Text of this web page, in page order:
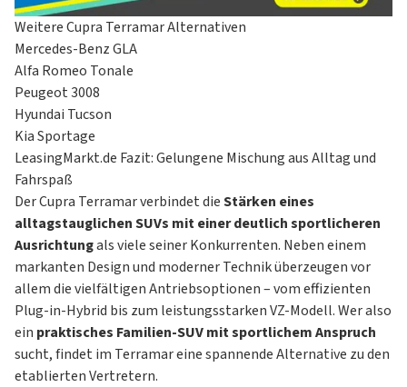
Warnton- und zeichen für nicht angelegte
Sicherheitsgurte vorn und hinten
Wegfahrsperre, elektronisch
Fünf Jahre Herstellergarantie bis maximal 150.000
Kilometer
Weitere Cupra Terramar Alternativen
Mercedes-Benz GLA
Alfa Romeo Tonale
Peugeot 3008
Hyundai Tucson
Kia Sportage
LeasingMarkt.de Fazit: Gelungene Mischung aus Alltag und
Fahrspaß
Der Cupra Terramar verbindet dieStärken eines
alltagstauglichen SUVs mit einer deutlich sportlicheren
Ausrichtungals viele seiner Konkurrenten. Neben einem
markanten Design und moderner Technik überzeugen vor
allem die vielfältigen Antriebsoptionen – vom effizienten
Plug-in-Hybrid bis zum leistungsstarken VZ-Modell. Wer also
ein praktisches Familien-SUV mit sportlichem Anspruch
sucht, findet im Terramar eine spannende Alternative zu den
etablierten Vertretern.